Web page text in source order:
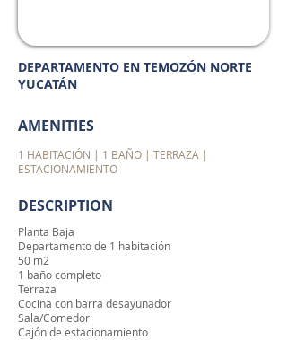
DEPARTAMENTO EN TEMOZÓN NORTE
YUCATÁN
AMENITIES
1 HABITACIÓN | 1 BAÑO | TERRAZA |
ESTACIONAMIENTO
DESCRIPTION
Planta Baja
Departamento de 1 habitación
50 m2
1 baño completo
Terraza
Cocina con barra desayunador
Sala/Comedor
Cajón de estacionamiento